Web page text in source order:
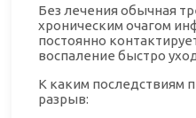
Без лечения обычная
хроническим очагом
постоянно
воспаление быстро
К каким последствиям
разрыв: